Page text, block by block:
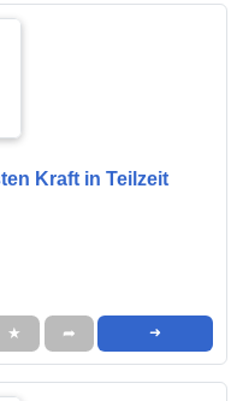
Kraft in Teilzeit
★ ➦ ➜